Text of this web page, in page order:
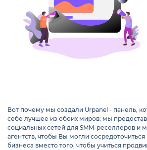
Вот почему мы создали Urpanel - панель,
себе лучшее из обоих миров: мы
социальных сетей для SMM-реселлеров и
агентств, чтобы Вы могли
бизнеса вместо того, чтобы учиться